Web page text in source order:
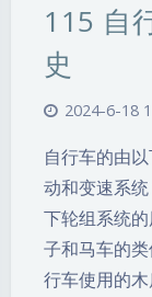
115 自
史
2024-6-18
自行车的由
动和变速系
下轮组系统
子和马车的
行车使用的